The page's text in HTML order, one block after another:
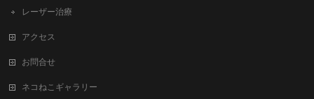
レーザー治療
アクセス
お問合せ
ネコねこギャラリー